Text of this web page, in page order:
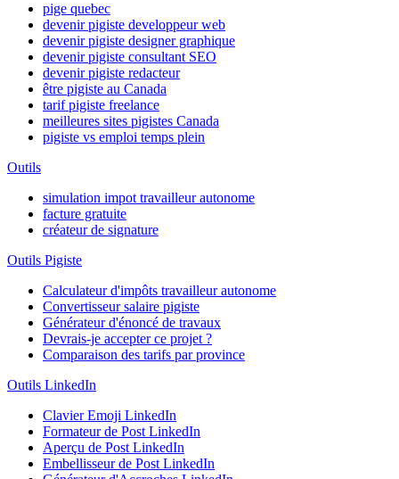
pige quebec
devenir pigiste developpeur web
devenir pigiste designer graphique
devenir pigiste consultant SEO
devenir pigiste redacteur
être pigiste au Canada
tarif pigiste freelance
meilleures sites pigistes Canada
pigiste vs emploi temps plein
Outils
simulation impot travailleur autonome
facture gratuite
créateur de signature
Outils Pigiste
Calculateur d'impôts travailleur autonome
Convertisseur salaire pigiste
Générateur d'énoncé de travaux
Devrais-je accepter ce projet ?
Comparaison des tarifs par province
Outils LinkedIn
Clavier Emoji LinkedIn
Formateur de Post LinkedIn
Aperçu de Post LinkedIn
Embellisseur de Post LinkedIn